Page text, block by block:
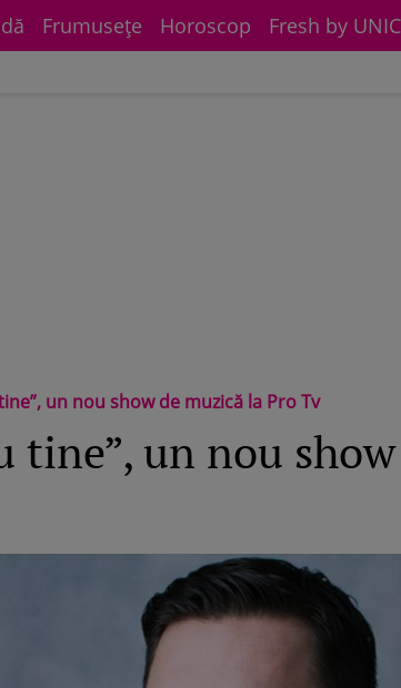
Frumuseţe Horoscop Fresh by
un nou show de muzică la Pro Tv
tine”, un nou